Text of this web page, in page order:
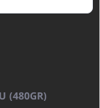
(480GR)